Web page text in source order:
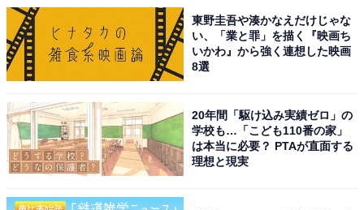
東野圭吾や湊かなえだけじゃな
い、「業と罪」を描く『映画ち
いかわ』から強く連想した映画
8選
20年間「駆け込み実績ゼロ」の
学校も…「こども110番の家」
は本当に必要？ PTAが直面する
理想と現実